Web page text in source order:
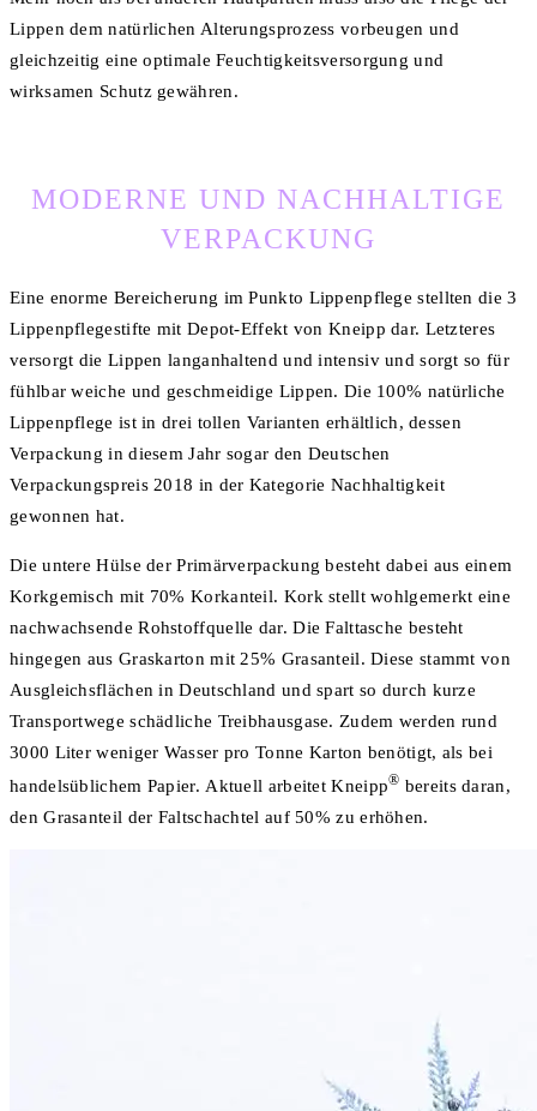
Lippen dem natürlichen Alterungsprozess vorbeugen und
gleichzeitig eine optimale Feuchtigkeitsversorgung und
wirksamen Schutz gewähren.
MODERNE UND NACHHALTIGE
VERPACKUNG
Eine enorme Bereicherung im Punkto Lippenpflege stellten die 3
Lippenpflegestifte mit Depot-Effekt von Kneipp dar. Letzteres
versorgt die Lippen langanhaltend und intensiv und sorgt so für
fühlbar weiche und geschmeidige Lippen. Die 100% natürliche
Lippenpflege ist in drei tollen Varianten erhältlich, dessen
Verpackung in diesem Jahr sogar den Deutschen
Verpackungspreis 2018 in der Kategorie Nachhaltigkeit
gewonnen hat.
Die untere Hülse der Primärverpackung besteht dabei aus einem
Korkgemisch mit 70% Korkanteil. Kork stellt wohlgemerkt eine
nachwachsende Rohstoffquelle dar. Die Falttasche besteht
hingegen aus Graskarton mit 25% Grasanteil. Diese stammt von
Ausgleichsflächen in Deutschland und spart so durch kurze
Transportwege schädliche Treibhausgase. Zudem werden rund
3000 Liter weniger Wasser pro Tonne Karton benötigt, als bei
handelsüblichem Papier. Aktuell arbeitet Kneipp® bereits daran,
den Grasanteil der Faltschachtel auf 50% zu erhöhen.